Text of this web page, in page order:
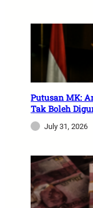
Putusan MK:
Tak Boleh
July 31, 2026